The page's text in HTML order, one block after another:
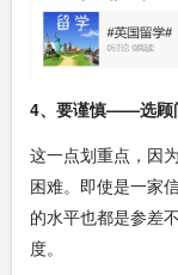
4、要谨慎——选顾
这一点划重点，因
困难。即使是一家
的水平也都是参差
度。